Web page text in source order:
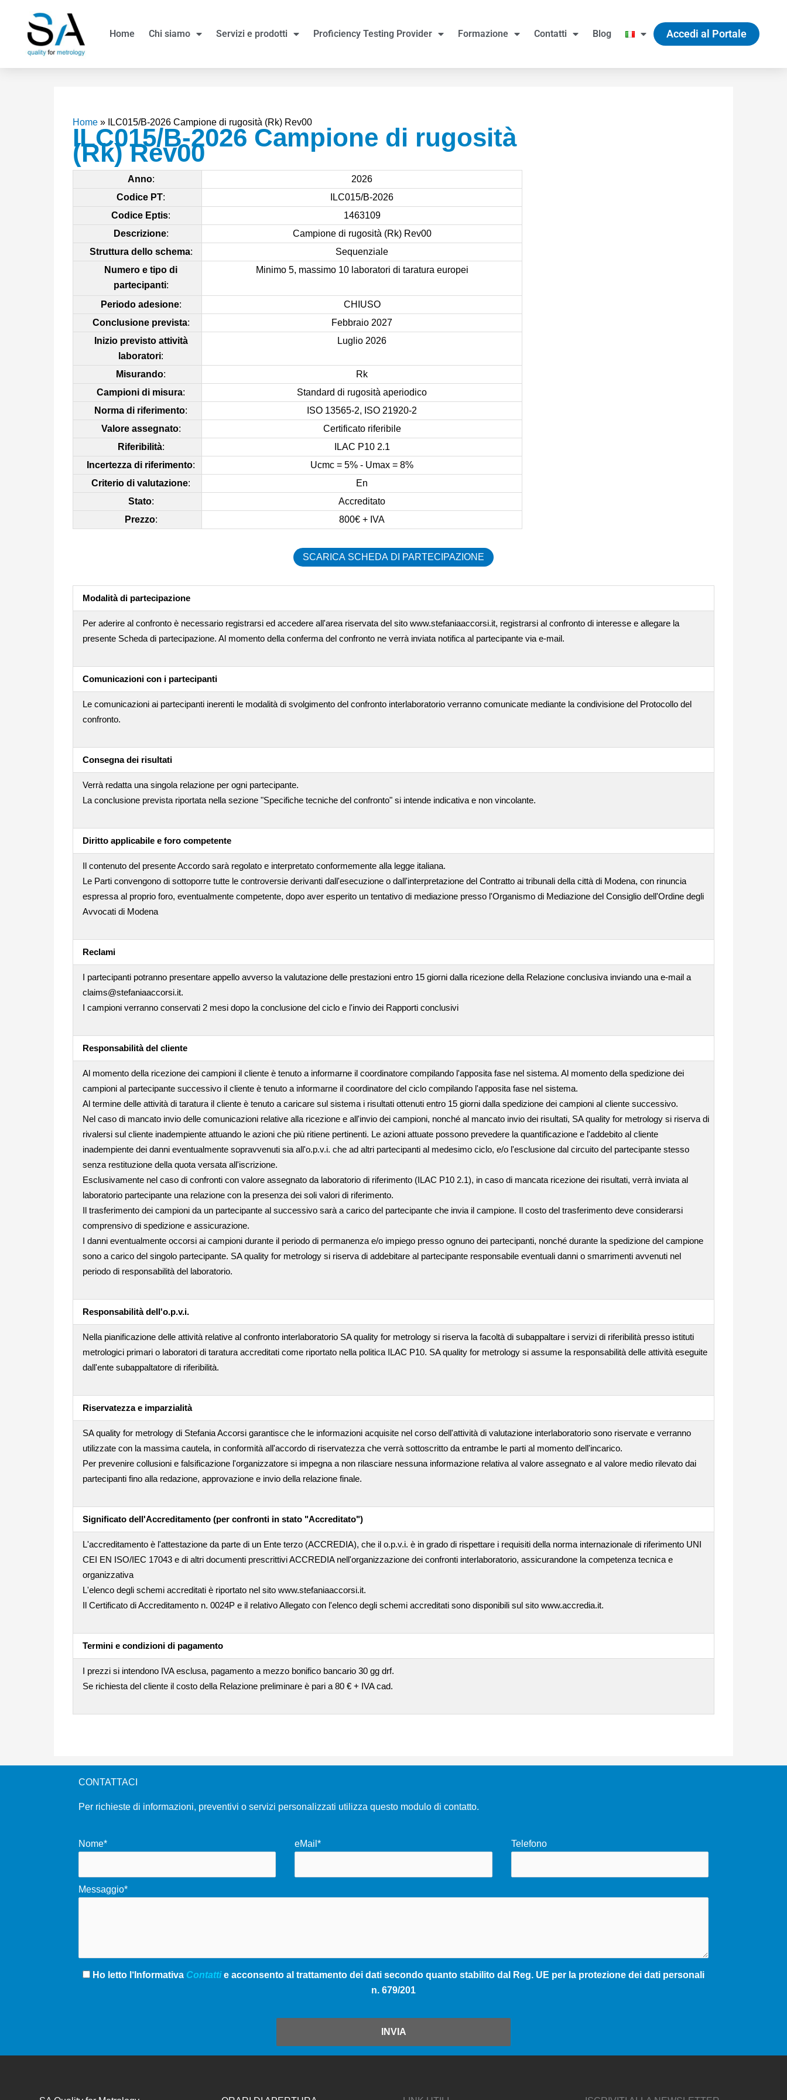
contenuto
Home Chi siamo Servizi e prodotti Proficiency Testing Provider Formazione Contatti Blog Accedi al Portale
Home » ILC015/B-2026 Campione di rugosità (Rk) Rev00
ILC015/B-2026 Campione di rugosità
(Rk) Rev00
Anno:
2026
Codice PT:
ILC015/B-2026
Codice Eptis:
1463109
Descrizione:
Campione di rugosità (Rk) Rev00
Struttura dello schema:
Sequenziale
Numero e tipo di
partecipanti:
Minimo 5, massimo 10 laboratori di taratura europei
Periodo adesione:
CHIUSO
Conclusione prevista:
Febbraio 2027
Inizio previsto attività
laboratori:
Luglio 2026
Misurando:
Rk
Campioni di misura:
Standard di rugosità aperiodico
Norma di riferimento:
ISO 13565-2, ISO 21920-2
Valore assegnato:
Certificato riferibile
Riferibilità:
ILAC P10 2.1
Incertezza di riferimento:
Ucmc = 5% - Umax = 8%
Criterio di valutazione:
En
Stato:
Accreditato
Prezzo: 800€ + IVA
SCARICA SCHEDA DI PARTECIPAZIONE
Modalità di partecipazione
Per aderire al confronto è necessario registrarsi ed accedere all'area riservata del sito www.stefaniaaccorsi.it, registrarsi al confronto di interesse e allegare la
presente Scheda di partecipazione. Al momento della conferma del confronto ne verrà inviata notifica al partecipante via e-mail.
Comunicazioni con i partecipanti
Le comunicazioni ai partecipanti inerenti le modalità di svolgimento del confronto interlaboratorio verranno comunicate mediante la condivisione del Protocollo del
confronto.
Consegna dei risultati
Verrà redatta una singola relazione per ogni partecipante.
La conclusione prevista riportata nella sezione "Specifiche tecniche del confronto" si intende indicativa e non vincolante.
Diritto applicabile e foro competente
Il contenuto del presente Accordo sarà regolato e interpretato conformemente alla legge italiana.
Le Parti convengono di sottoporre tutte le controversie derivanti dall'esecuzione o dall'interpretazione del Contratto ai tribunali della città di Modena, con rinuncia
espressa al proprio foro, eventualmente competente, dopo aver esperito un tentativo di mediazione presso l'Organismo di Mediazione del Consiglio dell'Ordine degli
Avvocati di Modena
Reclami
I partecipanti potranno presentare appello avverso la valutazione delle prestazioni entro 15 giorni dalla ricezione della Relazione conclusiva inviando una e-mail a
claims@stefaniaaccorsi.it.
I campioni verranno conservati 2 mesi dopo la conclusione del ciclo e l'invio dei Rapporti conclusivi
Responsabilità del cliente
Al momento della ricezione dei campioni il cliente è tenuto a informarne il coordinatore compilando l'apposita fase nel sistema. Al momento della spedizione dei
campioni al partecipante successivo il cliente è tenuto a informarne il coordinatore del ciclo compilando l'apposita fase nel sistema.
Al termine delle attività di taratura il cliente è tenuto a caricare sul sistema i risultati ottenuti entro 15 giorni dalla spedizione dei campioni al cliente successivo.
Nel caso di mancato invio delle comunicazioni relative alla ricezione e all'invio dei campioni, nonché al mancato invio dei risultati, SA quality for metrology si riserva di
rivalersi sul cliente inadempiente attuando le azioni che più ritiene pertinenti. Le azioni attuate possono prevedere la quantificazione e l'addebito al cliente
inadempiente dei danni eventualmente sopravvenuti sia all'o.p.v.i. che ad altri partecipanti al medesimo ciclo, e/o l'esclusione dal circuito del partecipante stesso
senza restituzione della quota versata all'iscrizione.
Esclusivamente nel caso di confronti con valore assegnato da laboratorio di riferimento (ILAC P10 2.1), in caso di mancata ricezione dei risultati, verrà inviata al
laboratorio partecipante una relazione con la presenza dei soli valori di riferimento.
Il trasferimento dei campioni da un partecipante al successivo sarà a carico del partecipante che invia il campione. Il costo del trasferimento deve considerarsi
comprensivo di spedizione e assicurazione.
I danni eventualmente occorsi ai campioni durante il periodo di permanenza e/o impiego presso ognuno dei partecipanti, nonché durante la spedizione del campione
sono a carico del singolo partecipante. SA quality for metrology si riserva di addebitare al partecipante responsabile eventuali danni o smarrimenti avvenuti nel
periodo di responsabilità del laboratorio.
Responsabilità dell'o.p.v.i.
Nella pianificazione delle attività relative al confronto interlaboratorio SA quality for metrology si riserva la facoltà di subappaltare i servizi di riferibilità presso istituti
metrologici primari o laboratori di taratura accreditati come riportato nella politica ILAC P10. SA quality for metrology si assume la responsabilità delle attività eseguite
dall'ente subappaltatore di riferibilità.
Riservatezza e imparzialità
SA quality for metrology di Stefania Accorsi garantisce che le informazioni acquisite nel corso dell'attività di valutazione interlaboratorio sono riservate e verranno
utilizzate con la massima cautela, in conformità all'accordo di riservatezza che verrà sottoscritto da entrambe le parti al momento dell'incarico.
Per prevenire collusioni e falsificazione l'organizzatore si impegna a non rilasciare nessuna informazione relativa al valore assegnato e al valore medio rilevato dai
partecipanti fino alla redazione, approvazione e invio della relazione finale.
Significato dell'Accreditamento (per confronti in stato "Accreditato")
L'accreditamento è l'attestazione da parte di un Ente terzo (ACCREDIA), che il o.p.v.i. è in grado di rispettare i requisiti della norma internazionale di riferimento UNI
CEI EN ISO/IEC 17043 e di altri documenti prescrittivi ACCREDIA nell'organizzazione dei confronti interlaboratorio, assicurandone la competenza tecnica e
organizzativa
L'elenco degli schemi accreditati è riportato nel sito www.stefaniaaccorsi.it.
Il Certificato di Accreditamento n. 0024P e il relativo Allegato con l'elenco degli schemi accreditati sono disponibili sul sito www.accredia.it.
Termini e condizioni di pagamento
I prezzi si intendono IVA esclusa, pagamento a mezzo bonifico bancario 30 gg drf.
Se richiesta del cliente il costo della Relazione preliminare è pari a 80 € + IVA cad.
CONTATTACI
Per richieste di informazioni, preventivi o servizi personalizzati utilizza questo modulo di contatto.
Nome* eMail* Telefono
Messaggio*
Ho letto l‘Informativa Contattie acconsento al trattamento dei dati secondo quanto stabilito dal Reg. UE per la protezione dei dati personali
n. 679/201
INVIA